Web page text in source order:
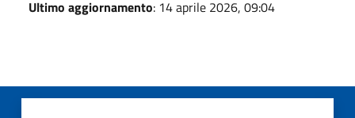
Ultimo aggiornamento: 14 aprile 2026, 09:04